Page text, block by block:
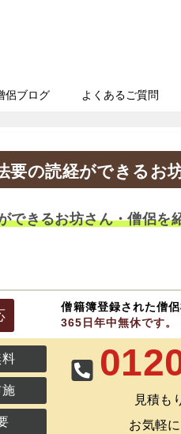
侶ブログ よくあるご質問
要の読経ができるお
できるお坊さん・僧侶を
僧籍簿登録された僧
365日年中無休です。
施
見積も
お気軽